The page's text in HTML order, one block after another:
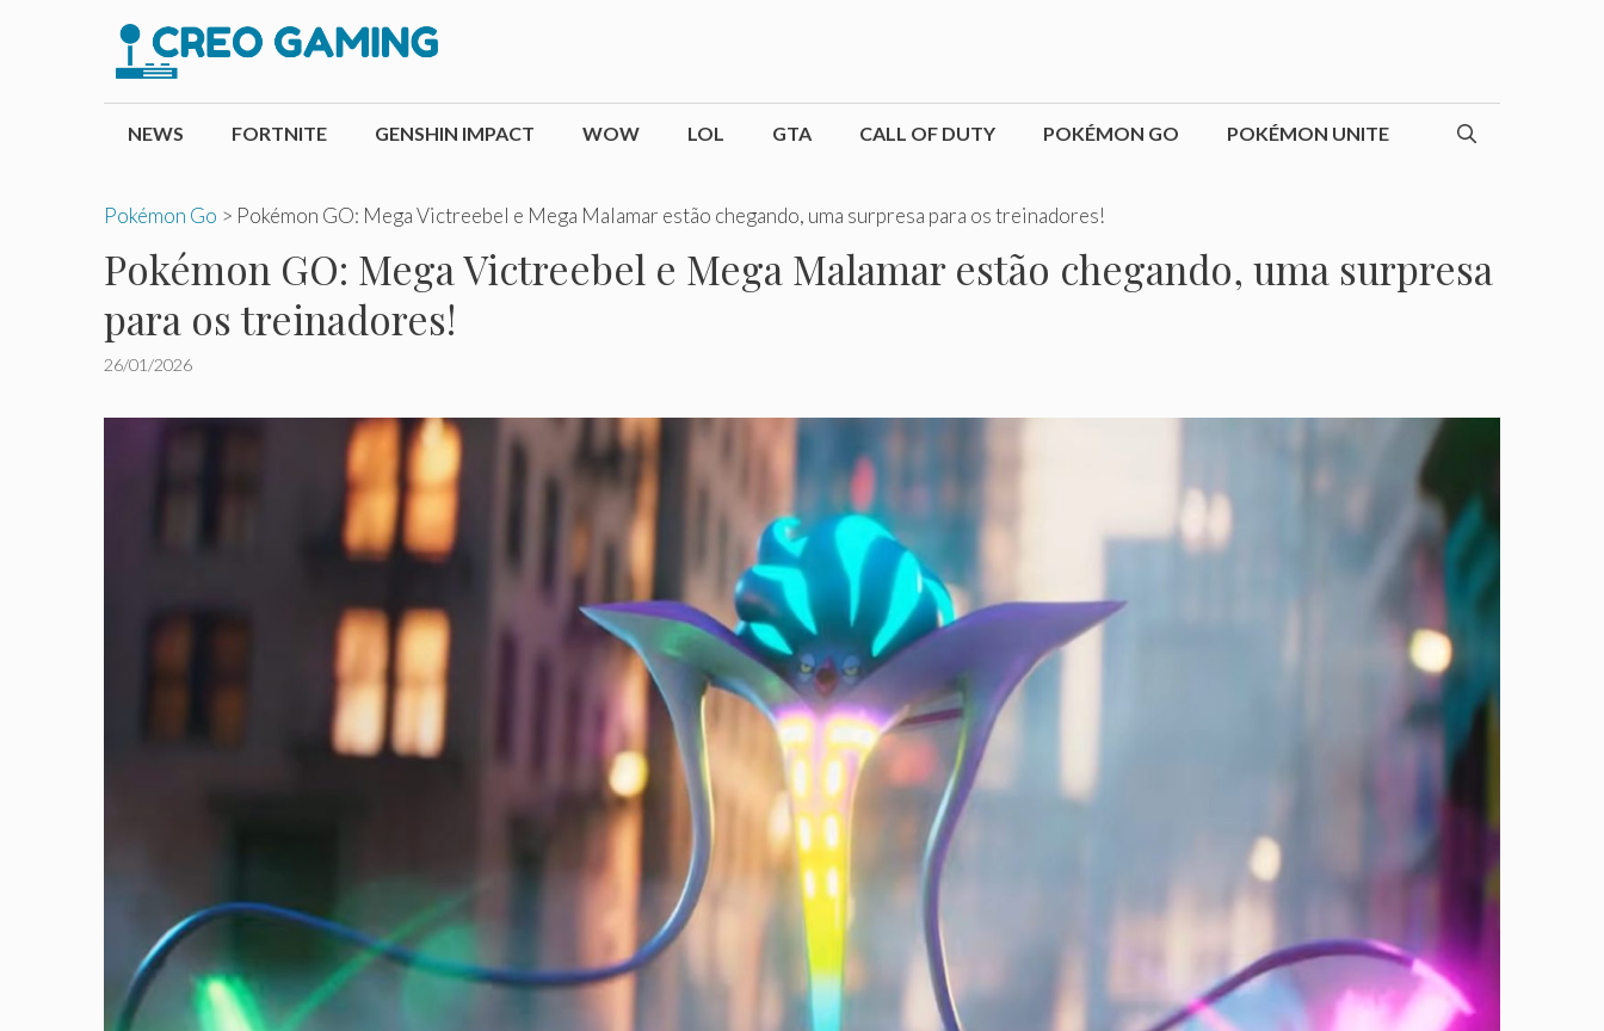
conteúdo
NEWS FORTNITE GENSHIN IMPACT WOW LOL GTA CALL OF DUTY POKÉMON GO POKÉMON UNITE
Pokémon Go > Pokémon GO: Mega Victreebel e Mega Malamar estão chegando, uma surpresa para os treinadores!
Pokémon GO: Mega Victreebel e Mega Malamar estão chegando, uma surpresa
para os treinadores!
26/01/2026